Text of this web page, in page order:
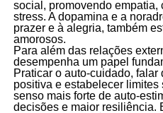
social, promovendo empatia,
stress. A dopamina e a
prazer e à alegria, também
amorosos.
Para além das relações
desempenha um papel
Praticar o auto-cuidado, falar
positiva e estabelecer
senso mais forte de auto-
decisões e maior resiliência.